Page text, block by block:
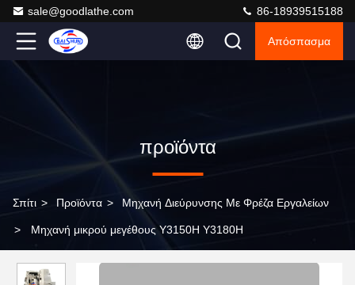
sale@goodlathe.com 86-18939515188
Απόσπασμα
προϊόντα
Σπίτι > Προϊόντα > Μηχανή Διεύρυνσης Με Φρέζα Εργαλείων
> Μηχανή μικρού μεγέθους Y3150H Y3180H